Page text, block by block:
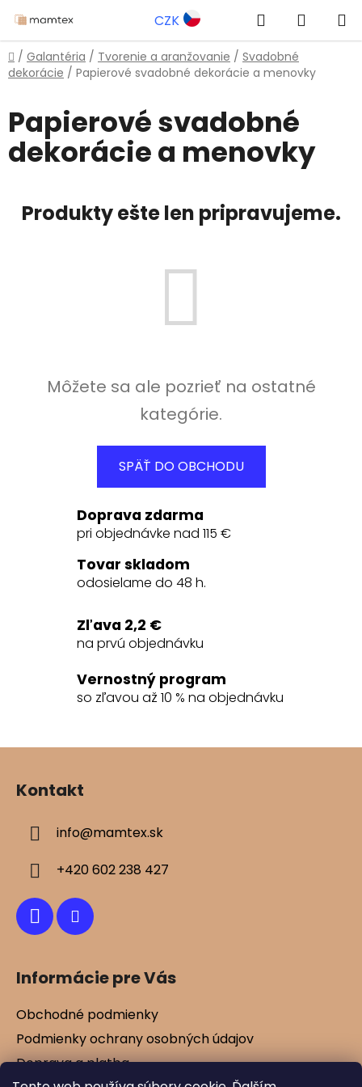
na
obsah
CZK Hľadať
KOŠÍK
Domov
/ Galantéria / Tvorenie a aranžovanie / Svadobné
dekorácie / Papierové svadobné dekorácie a menovky
Papierové svadobné
dekorácie a menovky
Produkty ešte len pripravujeme.
Môžete sa ale pozrieť na ostatné
kategórie.
SPÄŤ DO OBCHODU
Doprava zdarma
pri objednávke nad 115 €
Tovar skladom
odosielame do 48 h.
Zľava 2,2 €
na prvú objednávku
Vernostný program
so zľavou až 10 % na objednávku
Kontakt
info@mamtex.sk
+420 602 238 427
Informácie pre Vás
Obchodné podmienky
Podmienky ochrany osobných údajov
Doprava a platba